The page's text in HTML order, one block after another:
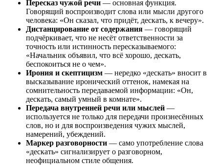
Пересказ чужой речи — основная функция.
Говорящий воспроизводит слова или мысли другого
человека: «Он сказал, что придёт, дескать, к вечеру».
Дистанцирование от содержания — говорящий
подчёркивает, что не несёт ответственности за
точность или истинность пересказываемого:
«Начальник объявил, что всё хорошо, дескать,
беспокоиться не о чем».
Ирония и скептицизм — нередко «дескать» вносит в
высказывание иронический оттенок, намекая на
сомнительность передаваемой информации: «Он,
дескать, самый умный в комнате».
Передача внутренней речи или мыслей —
используется не только для передачи произнесённых
слов, но и для воспроизведения чужих мыслей,
намерений, убеждений.
Маркер разговорности — само употребление слова
«дескать» сигнализирует о разговорном,
неофициальном стиле общения.